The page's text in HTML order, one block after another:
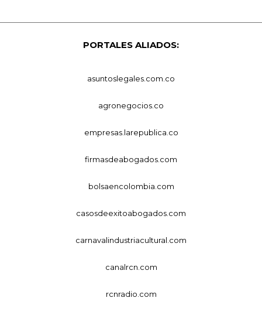
PORTALES ALIADOS:
asuntoslegales.com.co
agronegocios.co
empresas.larepublica.co
firmasdeabogados.com
bolsaencolombia.com
casosdeexitoabogados.com
carnavalindustriacultural.com
canalrcn.com
rcnradio.com